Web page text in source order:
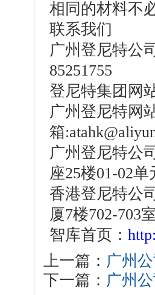
相同的材料不
联系我们
广州登尼特
85251755
登尼特集团网
广州登尼特网
箱
广州登尼特公
座25楼01-02单
香港登尼特公
厦7楼702-703
智库首页：
上一篇： 广州
下一篇： 广州